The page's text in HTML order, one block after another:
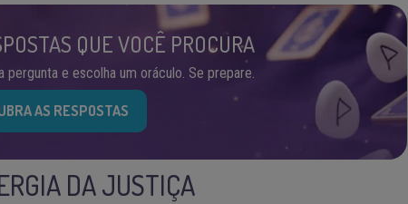
QUE VOCÊ PROCURA
pergunta e escolha um oráculo. Se prepare.
AS RESPOSTAS
DA JUSTIÇA